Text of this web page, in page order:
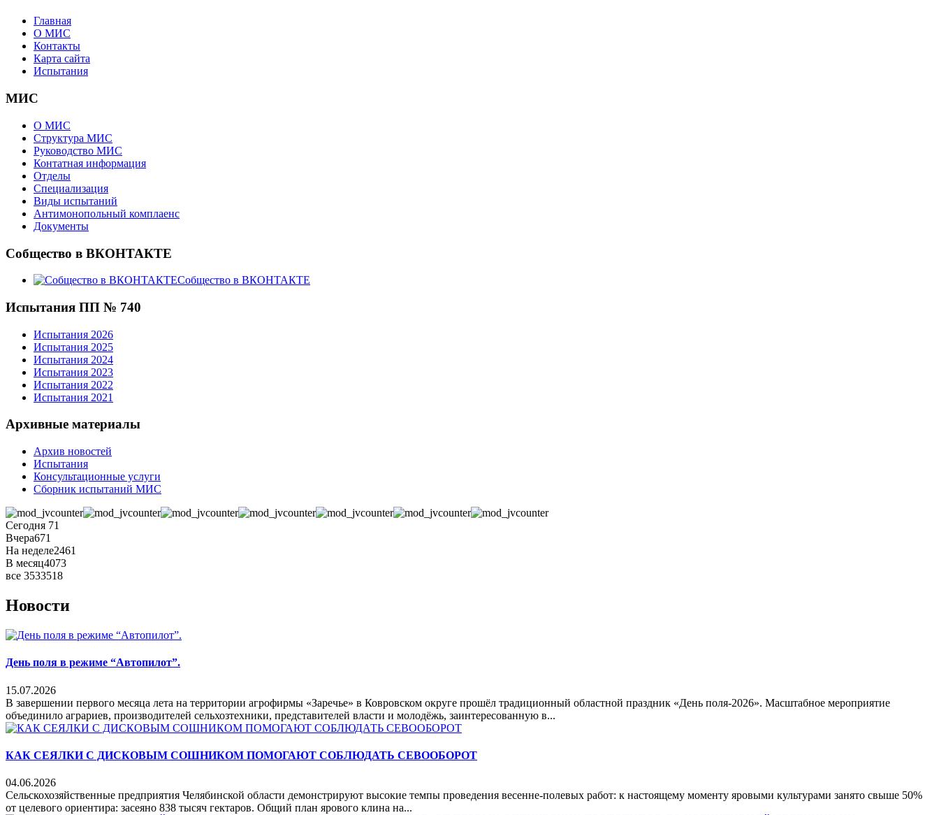
Главная
О МИС
Контакты
Карта сайта
Испытания
МИС
О МИС
Структура МИС
Руководство МИС
Контатная информация
Отделы
Специализация
Виды испытаний
Антимонопольный комплаенс
Документы
Собщество в ВКОНТАКТЕ
Собщество в ВКОНТАКТЕ
Испытания ПП № 740
Испытания 2026
Испытания 2025
Испытания 2024
Испытания 2023
Испытания 2022
Испытания 2021
Архивные материалы
Архив новостей
Испытания
Консультационные услуги
Сборник испытаний МИС
Сегодня 71
Вчера671
На неделе2461
В месяц4073
все 3533518
Новости
День поля в режиме “Автопилот”.
15.07.2026
В завершении первого месяца лета на территории агрофирмы «Заречье» в Ковровском округе прошёл традиционный областной праздник «День поля-2026». Масштабное мероприятие
объединило аграриев, производителей сельхозтехники, представителей власти и молодёжь, заинтересованную в...
КАК СЕЯЛКИ С ДИСКОВЫМ СОШНИКОМ ПОМОГАЮТ СОБЛЮДАТЬ СЕВООБОРОТ
04.06.2026
Сельскохозяйственные предприятия Челябинской области демонстрируют высокие темпы проведения весенне-полевых работ: к настоящему моменту яровыми культурами занято свыше 50%
от целевого ориентира: засеяно 838 тысяч гектаров. Общий план ярового клина на...